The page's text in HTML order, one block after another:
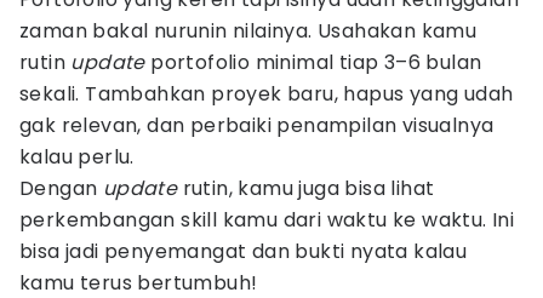
zaman bakal nurunin nilainya. Usahakan kamu
rutin updateportofolio minimal tiap 3–6 bulan
sekali. Tambahkan proyek baru, hapus yang udah
gak relevan, dan perbaiki penampilan visualnya
kalau perlu.
Dengan updaterutin, kamu juga bisa lihat
perkembangan skill kamu dari waktu ke waktu. Ini
bisa jadi penyemangat dan bukti nyata kalau
kamu terus bertumbuh!